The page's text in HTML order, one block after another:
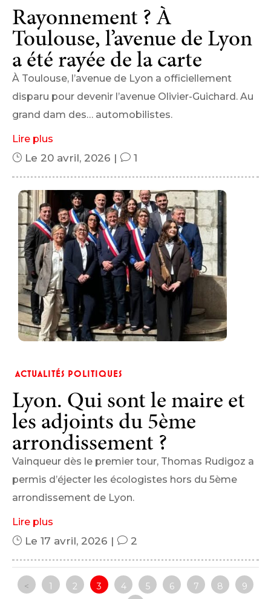
Rayonnement ? À
Toulouse, l’avenue de Lyon
a été rayée de la carte
À Toulouse, l’avenue de Lyon a officiellement
disparu pour devenir l’avenue Olivier-Guichard. Au
grand dam des… automobilistes.
Lire plus
} Le 20 avril, 2026 | v 1
ACTUALITÉS POLITIQUES
Lyon. Qui sont le maire et
les adjoints du 5ème
arrondissement ?
Vainqueur dès le premier tour, Thomas Rudigoz a
permis d’éjecter les écologistes hors du 5ème
arrondissement de Lyon.
Lire plus
} Le 17 avril, 2026 | v 2
< 1 2 3 4 5 6 7 8 9